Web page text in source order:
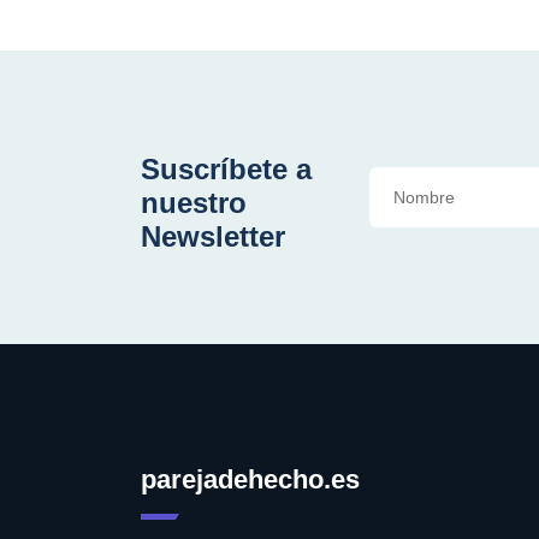
Suscríbete a
nuestro
Newsletter
parejadehecho.es